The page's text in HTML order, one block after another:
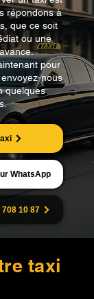
répondons à
que ce soit
ou une
pour
nous
quelques
WhatsApp
10 87
taxi